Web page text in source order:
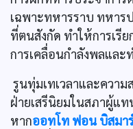
เฉพาะทหารราบ ทหาร
ที่ตนสังกัด ทำให้การเรี
การเคลื่อนกำลังพลแล
รูนทุ่มเทเวลาและควา
ฝ่ายเสรีนิยมในสภาผู้แ
หากออทโท ฟอน บิสมา